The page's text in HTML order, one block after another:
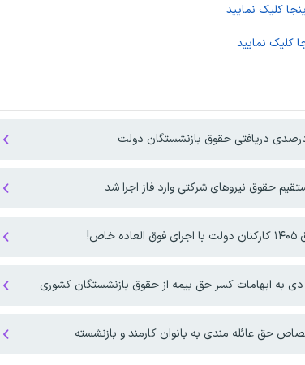
کلیک نمایید
کلیک نمایید
حقوق نیروهای شرکتی وارد فاز اجرا شد
به ابهامات کسر حق بیمه از حقوق بازنشستگان کشوری
حق عائله مندی به بانوان کارمند و بازنشسته